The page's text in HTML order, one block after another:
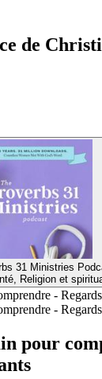
de
31 Ministries
Religion et
-
-
pour